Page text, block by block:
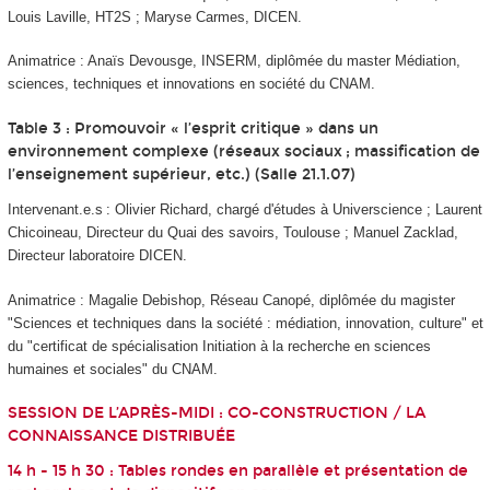
Louis Laville, HT2S ; Maryse Carmes, DICEN.
Animatrice : Anaïs Devousge, INSERM, diplômée du master Médiation,
sciences, techniques et innovations en société du CNAM.
Table 3 : Promouvoir « l’esprit critique » dans un
environnement complexe (réseaux sociaux ; massification de
l’enseignement supérieur, etc.) (Salle 21.1.07)
Intervenant.e.s : Olivier Richard, chargé d'études à Universcience ; Laurent
Chicoineau, Directeur du Quai des savoirs, Toulouse ; Manuel Zacklad,
Directeur laboratoire DICEN.
Animatrice : Magalie Debishop, Réseau Canopé, diplômée du magister
"Sciences et techniques dans la société : médiation, innovation, culture" et
du "certificat de spécialisation Initiation à la recherche en sciences
humaines et sociales" du CNAM.
SESSION DE L’APRÈS-MIDI : CO-CONSTRUCTION / LA
CONNAISSANCE DISTRIBUÉE
14 h - 15 h 30 : Tables rondes en parallèle et présentation de